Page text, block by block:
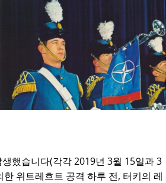
했습니다(각각 2019년 3월 15일과 3
위트레흐트 공격 하루 전, 터키의 레